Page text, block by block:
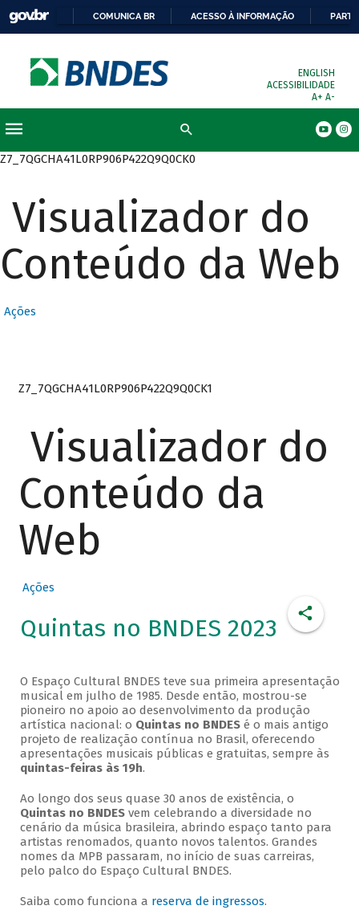
COMUNICA BR ACESSO À INFORMAÇÃO
ENGLISH
ACESSIBILIDADE
A+ A-
Z7_7QGCHA41L0RP906P422Q9Q0CK0
Visualizador do
Conteúdo da Web
Ações
Z7_7QGCHA41L0RP906P422Q9Q0CK1
Visualizador do
Conteúdo da
Web
Ações
Quintas no BNDES 2023
O Espaço Cultural BNDES teve sua primeira apresentação
musical em julho de 1985. Desde então, mostrou-se
pioneiro no apoio ao desenvolvimento da produção
artística nacional: o Quintas no BNDESé o mais antigo
projeto de realização contínua no Brasil, oferecendo
apresentações musicais públicas e gratuitas, sempre às
quintas-feiras às 19h.
Ao longo dos seus quase 30 anos de existência, o
Quintas no BNDESvem celebrando a diversidade no
cenário da música brasileira, abrindo espaço tanto para
artistas renomados, quanto novos talentos. Grandes
nomes da MPB passaram, no início de suas carreiras,
pelo palco do Espaço Cultural BNDES.
Saiba como funciona a reserva de ingressos.